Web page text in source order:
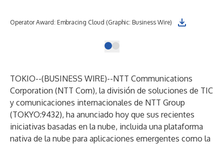
Operator Award: Embracing Cloud (Graphic: Business Wire)
TOKIO--(BUSINESS WIRE)--NTT Communications
Corporation (NTT Com), la división de soluciones de TIC
y comunicaciones internacionales de NTT Group
(TOKYO:9432), ha anunciado hoy que sus recientes
iniciativas basadas en la nube, incluida una plataforma
nativa de la nube para aplicaciones emergentes como la